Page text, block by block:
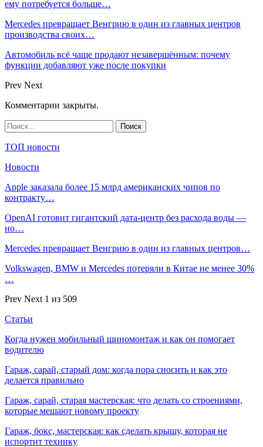
ему потребуется больше…
Mercedes превращает Венгрию в один из главных центров
производства своих…
Автомобиль всё чаще продают незавершённым: почему
функции добавляют уже после покупки
Prev Next
Комментарии закрыты.
ТОП новости
Новости
Apple заказала более 15 млрд американских чипов по
контракту…
OpenAI готовит гигантский дата-центр без расхода воды —
но…
Mercedes превращает Венгрию в один из главных центров…
Volkswagen, BMW и Mercedes потеряли в Китае не менее 30%
…
Prev Next 1 из 509
Статьи
Когда нужен мобильный шиномонтаж и как он помогает
водителю
Гараж, сарай, старый дом: когда пора сносить и как это
делается правильно
Гараж, сарай, старая мастерская: что делать со строениями,
которые мешают новому проекту
Гараж, бокс, мастерская: как сделать крышу, которая не
испортит технику